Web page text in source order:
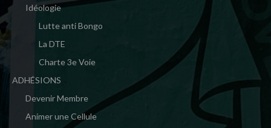
Idéologie
Lutte anti Bongo
La DTE
Charte 3e Voie
ADHÉSIONS
Devenir Membre
Animer une Cellule